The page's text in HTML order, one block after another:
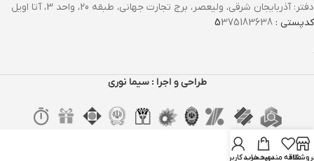
دفتر: آذربایجان شرقی، ولیعصر، برج تجارت جهانی، طبقه 20، واحد 3، آتا اویل
کدپستی : 5 375183638
طراحی و اجرا : سیما نوری
علاقه مندیسبد خرید
حساب کاربری من